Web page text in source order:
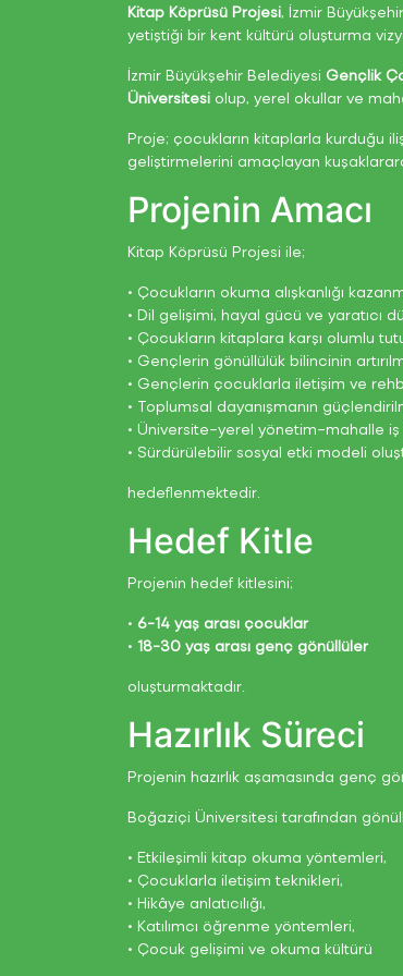
Kitap Köprüsü Projesi, İzmir
yetiştiği bir kent kültürü oluşturma
İzmir Büyükşehir Belediyesi Gençlik
Üniversitesi olup, yerel okullar ve
Proje; çocukların kitaplarla kurduğu
geliştirmelerini amaçlayan
Projenin Amacı
Kitap Köprüsü Projesi ile;
• Çocukların okuma alışkanlığı
• Dil gelişimi, hayal gücü ve yaratıcı
• Çocukların kitaplara karşı olumlu
• Gençlerin gönüllülük bilincinin
• Gençlerin çocuklarla iletişim ve
• Toplumsal dayanışmanın
• Üniversite–yerel yönetim–mahalle
• Sürdürülebilir sosyal etki modeli
hedeflenmektedir.
Hedef Kitle
Projenin hedef kitlesini;
• 6-14 yaş arası çocuklar
• 18-30 yaş arası genç gönüllüler
oluşturmaktadır.
Hazırlık Süreci
Projenin hazırlık aşamasında genç
Boğaziçi Üniversitesi tarafından
• Etkileşimli kitap okuma yöntemleri,
• Çocuklarla iletişim teknikleri,
• Hikâye anlatıcılığı,
• Katılımcı öğrenme yöntemleri,
• Çocuk gelişimi ve okuma kültürü